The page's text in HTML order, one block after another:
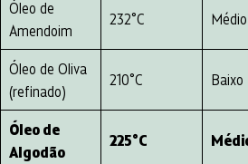
Óleo de
Amendoim
232°C Médio
Óleo de Oliva
(refinado)
210°C Baixo
Óleo de
Algodão
225°C